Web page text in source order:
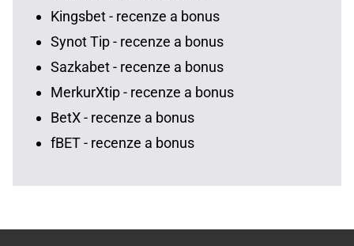
Kingsbet - recenze a bonus
Synot Tip - recenze a bonus
Sazkabet - recenze a bonus
MerkurXtip - recenze a bonus
BetX - recenze a bonus
fBET - recenze a bonus